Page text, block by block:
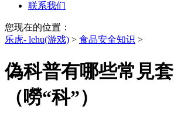
联系我们
您现在的位置：
乐虎- lehu(游戏) > 食品安全知识 >
偽科普有哪些常見套
（嘮“科”）